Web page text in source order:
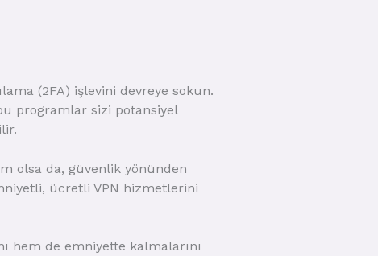
(2FA) işlevini devreye sokun.
programlar sizi potansiyel
olsa da, güvenlik yönünden
ücretli VPN hizmetlerini
de emniyette kalmalarını